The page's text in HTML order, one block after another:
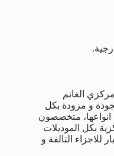
مركزي الغانم
و مزودة بكل
انواعها، متخصصون
بكل الموديلات
للاجزاء التالفة و